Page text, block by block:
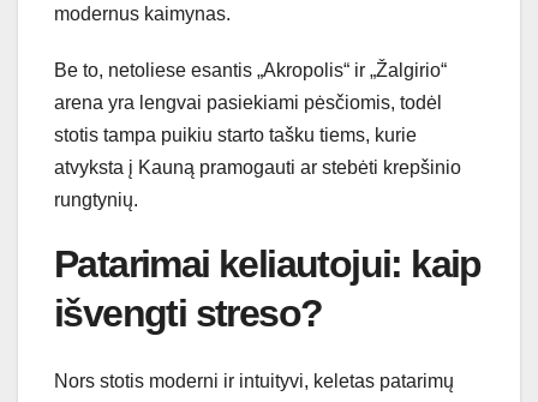
modernus kaimynas.
Be to, netoliese esantis „Akropolis“ ir „Žalgirio“
arena yra lengvai pasiekiami pėsčiomis, todėl
stotis tampa puikiu starto tašku tiems, kurie
atvyksta į Kauną pramogauti ar stebėti krepšinio
rungtynių.
Patarimai keliautojui: kaip
išvengti streso?
Nors stotis moderni ir intuityvi, keletas patarimų